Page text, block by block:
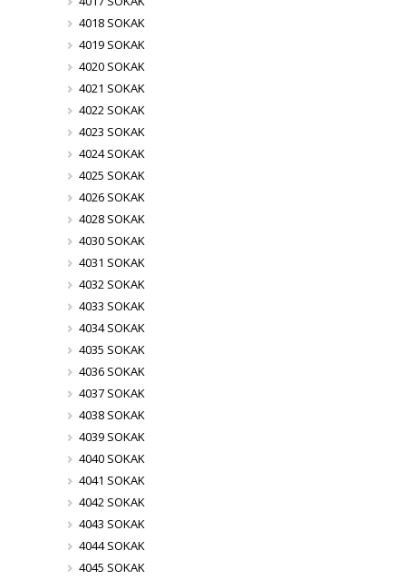
4018 SOKAK
4019 SOKAK
4020 SOKAK
4021 SOKAK
4022 SOKAK
4023 SOKAK
4024 SOKAK
4025 SOKAK
4026 SOKAK
4028 SOKAK
4030 SOKAK
4031 SOKAK
4032 SOKAK
4033 SOKAK
4034 SOKAK
4035 SOKAK
4036 SOKAK
4037 SOKAK
4038 SOKAK
4039 SOKAK
4040 SOKAK
4041 SOKAK
4042 SOKAK
4043 SOKAK
4044 SOKAK
4045 SOKAK